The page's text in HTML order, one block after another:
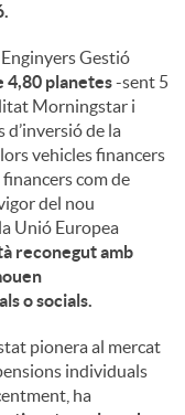
Gestió
4,80 planetes-sent 5
Morningstar i
d’inversió de la
vehicles financers
com de
del nou
Unió Europea
reconegut amb
o socials.
pionera al mercat
individuals
ha